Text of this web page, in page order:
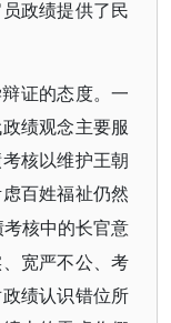
政绩提供了民
证的态度。一
绩观念主要服
核以维护王朝
百姓福祉仍然
考核中的长官意
宽严不公、考
绩认识错位所